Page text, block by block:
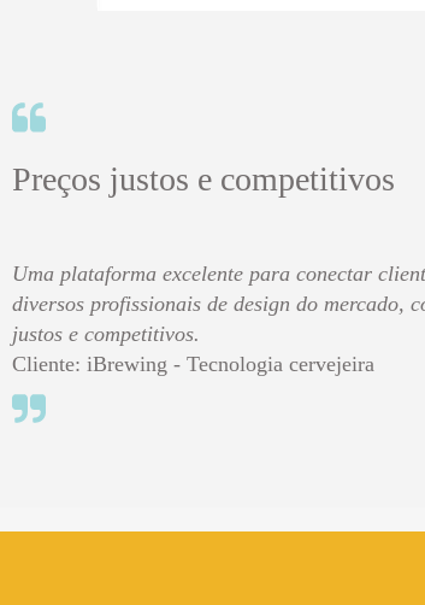
Preços justos e competitivos
Uma plataforma excelente para conectar
diversos profissionais de design do mercado,
justos e competitivos.
Cliente: iBrewing - Tecnologia cervejeira